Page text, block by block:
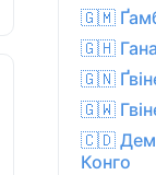
🇬🇲
🇬🇭 Гана
🇬🇳
🇬🇼
🇨🇩
Конго